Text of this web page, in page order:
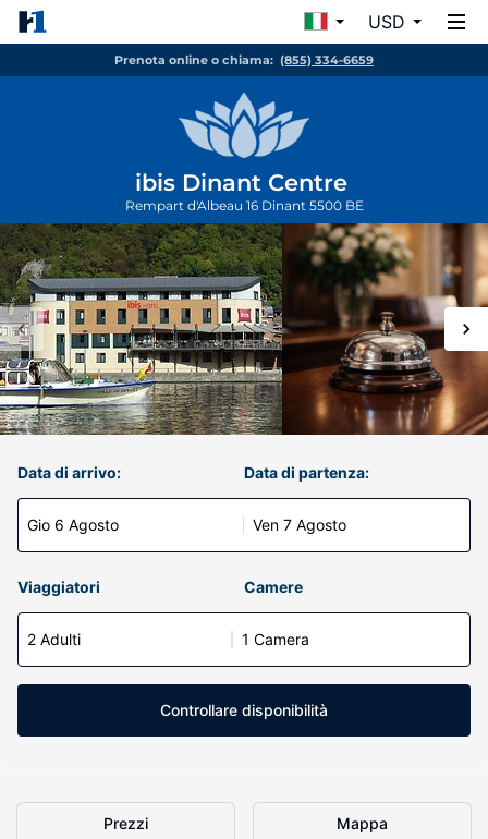
USD
Prenota online o chiama: (855) 334-6659
ibis Dinant Centre
Rempart d'Albeau 16 Dinant 5500 BE
Data di arrivo:
Gio 6 Agosto
Data di partenza:
Ven 7 Agosto
Viaggiatori Camere
2 Adulti 1 Camera
Controllare disponibilità
Prezzi Mappa